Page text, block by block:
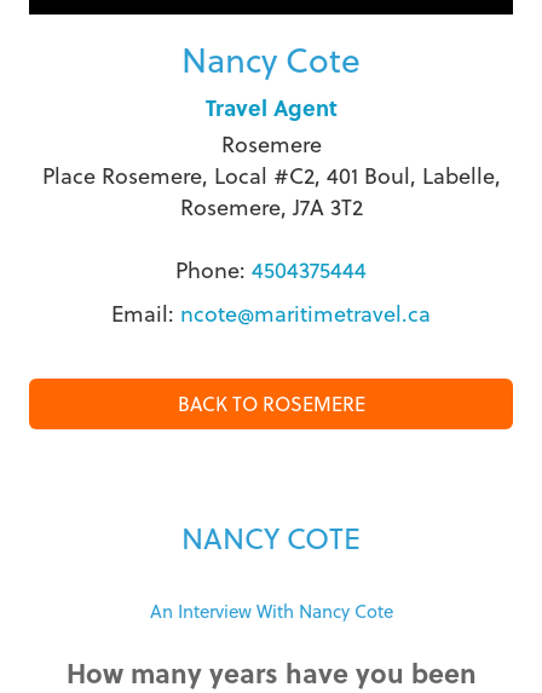
Nancy Cote
Travel Agent
Rosemere
Place Rosemere, Local #C2, 401 Boul, Labelle,
Rosemere, J7A 3T2
Phone: 4504375444
Email: ncote@maritimetravel.ca
BACK TO ROSEMERE
NANCY COTE
An Interview With Nancy Cote
How many years have you been